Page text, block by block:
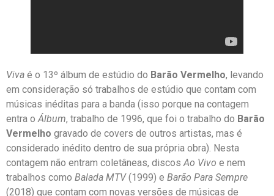
Viva é o 13º álbum de estúdio do Barão Vermelho, levando
em consideração só trabalhos de estúdio que contam com
músicas inéditas para a banda (isso porque na contagem
entra oÁlbum, trabalho de 1996, que foi o trabalho do Barão
Vermelho gravado de covers de outros artistas, mas é
considerado inédito dentro de sua própria obra). Nesta
contagem não entram coletâneas, discosAo Vivo e nem
trabalhos como Balada MTV(1999) e Barão Para Sempre
(2018) que contam com novas versões de músicas de